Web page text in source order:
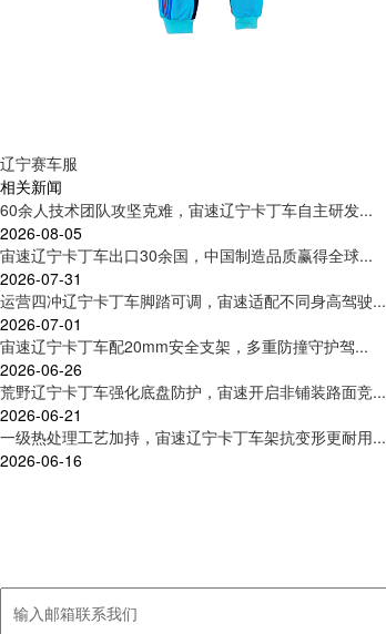
辽宁赛车服
相关新闻
60余人技术团队攻坚克难，宙速辽宁卡丁车自主研发...
2026-08-05
宙速辽宁卡丁车出口30余国，中国制造品质赢得全球...
2026-07-31
运营四冲辽宁卡丁车脚踏可调，宙速适配不同身高驾驶...
2026-07-01
宙速辽宁卡丁车配20mm安全支架，多重防撞守护驾...
2026-06-26
荒野辽宁卡丁车强化底盘防护，宙速开启非铺装路面竞...
2026-06-21
一级热处理工艺加持，宙速辽宁卡丁车架抗变形更耐用...
2026-06-16